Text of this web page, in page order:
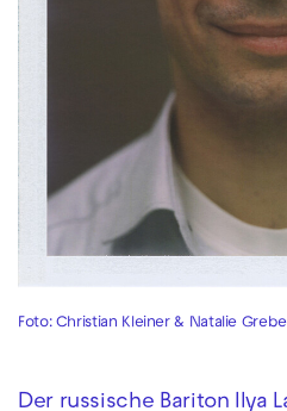
Foto: Christian Kleiner & Natalie Grebe
Der russische Bariton Ilya